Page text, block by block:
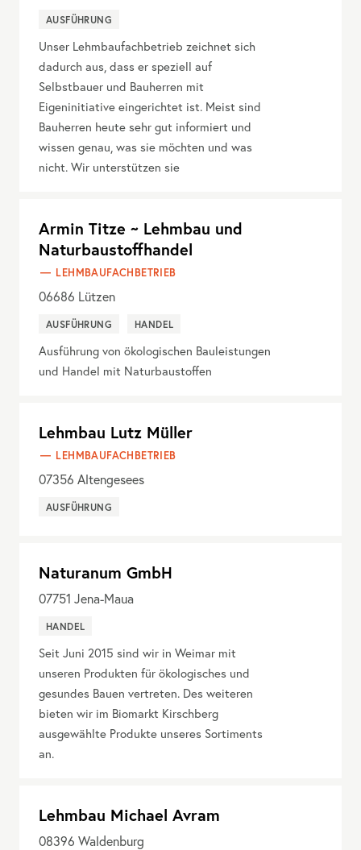
AUSFÜHRUNG
Unser Lehmbaufachbetrieb zeichnet sich
dadurch aus, dass er speziell auf
Selbstbauer und Bauherren mit
Eigeninitiative eingerichtet ist. Meist sind
Bauherren heute sehr gut informiert und
wissen genau, was sie möchten und was
nicht. Wir unterstützen sie
Armin Titze ~ Lehmbau und
Naturbaustoffhandel
LEHMBAUFACHBETRIEB
06686 Lützen
AUSFÜHRUNG HANDEL
Ausführung von ökologischen Bauleistungen
und Handel mit Naturbaustoffen
Lehmbau Lutz Müller
LEHMBAUFACHBETRIEB
07356 Altengesees
AUSFÜHRUNG
Naturanum GmbH
07751 Jena-Maua
HANDEL
Seit Juni 2015 sind wir in Weimar mit
unseren Produkten für ökologisches und
gesundes Bauen vertreten. Des weiteren
bieten wir im Biomarkt Kirschberg
ausgewählte Produkte unseres Sortiments
an.
Lehmbau Michael Avram
08396 Waldenburg